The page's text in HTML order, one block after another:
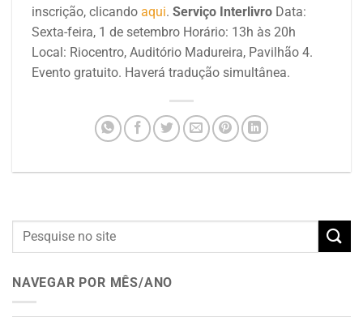
inscrição, clicando aqui. Serviço Interlivro Data:
Sexta-feira, 1 de setembro Horário: 13h às 20h
Local: Riocentro, Auditório Madureira, Pavilhão 4.
Evento gratuito. Haverá tradução simultânea.
NAVEGAR POR MÊS/ANO